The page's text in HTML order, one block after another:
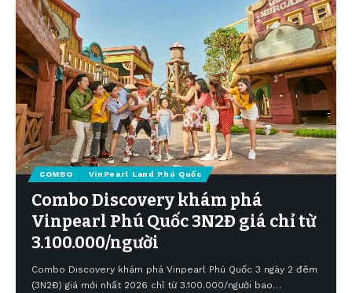
COMBO VinPearl Land Phú Quốc
Combo Discovery khám phá
Vinpearl Phú Quốc 3N2Đ giá chỉ từ
3.100.000/người
Combo Discovery khám phá Vinpearl Phú Quốc 3 ngày 2 đêm
(3N2Đ) giá mới nhất 2026 chỉ từ 3.100.000/người bao…